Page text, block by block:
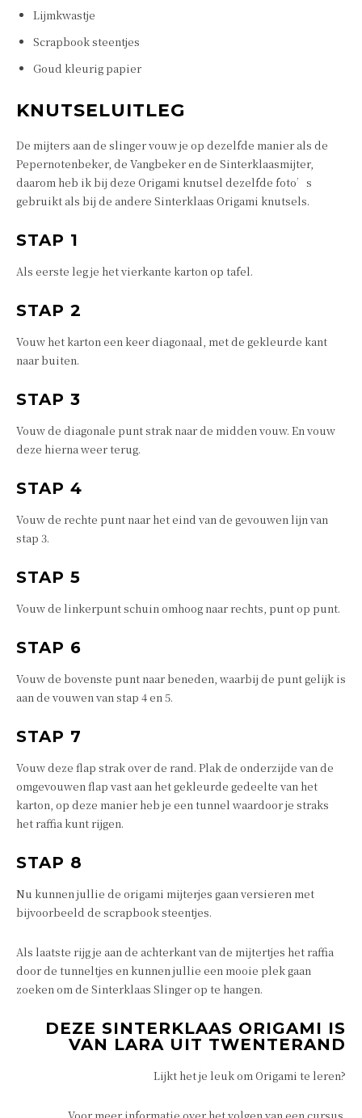
Lijmkwastje
Scrapbook steentjes
Goud kleurig papier
KNUTSELUITLEG
De mijters aan de slinger vouw je op dezelfde manier als de
Pepernotenbeker, de Vangbeker en de Sinterklaasmijter,
daarom heb ik bij deze Origami knutsel dezelfde foto’s
gebruikt als bij de andere Sinterklaas Origami knutsels.
STAP 1
Als eerste leg je het vierkante karton op tafel.
STAP 2
Vouw het karton een keer diagonaal, met de gekleurde kant
naar buiten.
STAP 3
Vouw de diagonale punt strak naar de midden vouw. En vouw
deze hierna weer terug.
STAP 4
Vouw de rechte punt naar het eind van de gevouwen lijn van
stap 3.
STAP 5
Vouw de linkerpunt schuin omhoog naar rechts, punt op punt.
STAP 6
Vouw de bovenste punt naar beneden, waarbij de punt gelijk is
aan de vouwen van stap 4 en 5.
STAP 7
Vouw deze flap strak over de rand. Plak de onderzijde van de
omgevouwen flap vast aan het gekleurde gedeelte van het
karton, op deze manier heb je een tunnel waardoor je straks
het raffia kunt rijgen.
STAP 8
Nu kunnen jullie de origami mijterjes gaan versieren met
bijvoorbeeld de scrapbook steentjes.
Als laatste rijg je aan de achterkant van de mijtertjes het raffia
door de tunneltjes en kunnen jullie een mooie plek gaan
zoeken om de Sinterklaas Slinger op te hangen.
DEZE SINTERKLAAS ORIGAMI IS
VAN LARA UIT TWENTERAND
Lijkt het je leuk om Origami te leren?